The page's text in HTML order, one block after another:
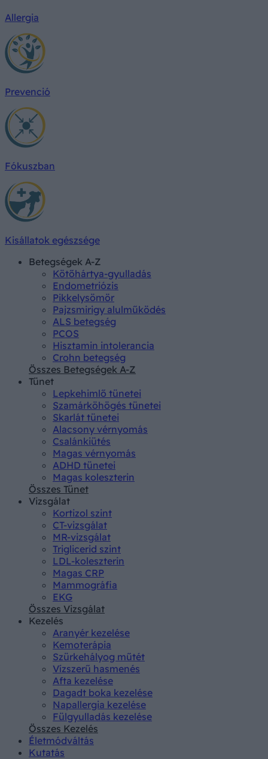
Allergia
Prevenció
Fókuszban
Kisállatok egészsége
Betegségek A-Z
Kötőhártya-gyulladás
Endometriózis
Pikkelysömör
Pajzsmirigy alulműködés
ALS betegség
PCOS
Hisztamin intolerancia
Crohn betegség
Összes Betegségek A-Z
Tünet
Lepkehimlő tünetei
Szamárköhögés tünetei
Skarlát tünetei
Alacsony vérnyomás
Csalánkiütés
Magas vérnyomás
ADHD tünetei
Magas koleszterin
Összes Tünet
Vizsgálat
Kortizol szint
CT-vizsgálat
MR-vizsgálat
Triglicerid szint
LDL-koleszterin
Magas CRP
Mammográfia
EKG
Összes Vizsgálat
Kezelés
Aranyér kezelése
Kemoterápia
Szürkehályog műtét
Vízszerű hasmenés
Afta kezelése
Dagadt boka kezelése
Napallergia kezelése
Fülgyulladás kezelése
Összes Kezelés
Életmódváltás
Kutatás